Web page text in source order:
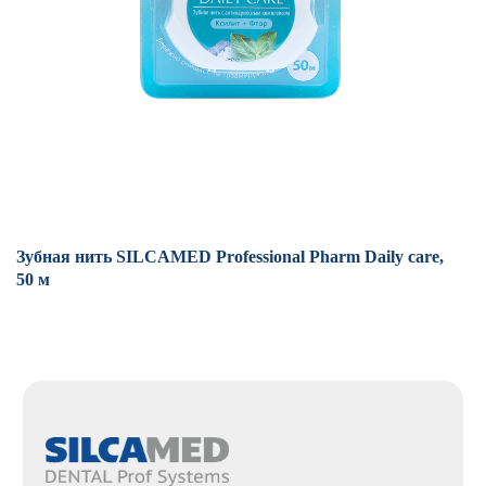
Зубная нить SILCAMED Professional Pharm Daily care,
50 м